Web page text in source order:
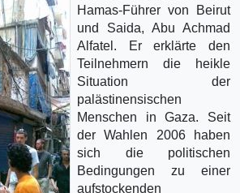
Hamas-Führer von Beirut
und Saida, Abu Achmad
Alfatel. Er erklärte den
Teilnehmern die heikle
Situation der
palästinensischen
Menschen in Gaza. Seit
der Wahlen 2006 haben
sich die politischen
Bedingungen zu einer
aufstockenden